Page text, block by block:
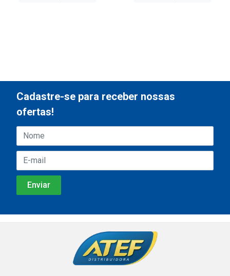
Cadastre-se para receber nossas
ofertas!